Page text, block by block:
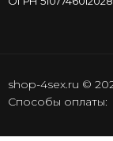
shop-4sex.ru ©
Способы оплаты: